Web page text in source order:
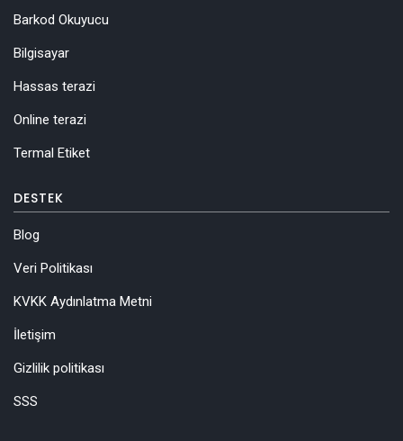
Barkod Okuyucu
Bilgisayar
Hassas terazi
Online terazi
Termal Etiket
DESTEK
Blog
Veri Politikası
KVKK Aydınlatma Metni
İletişim
Gizlilik politikası
SSS